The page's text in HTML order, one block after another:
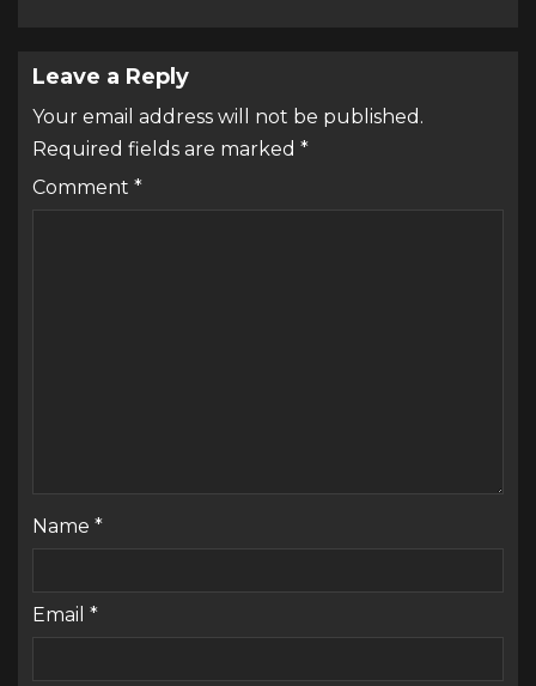
Leave a Reply
Your email address will not be published.
Required fields are marked *
Comment *
Name *
Email *